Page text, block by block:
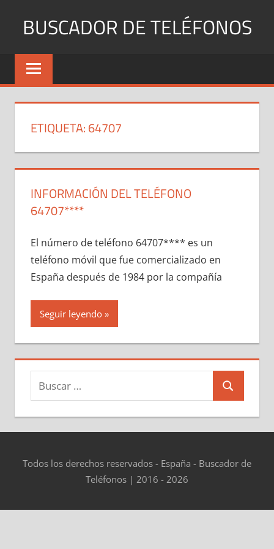
BUSCADOR DE TELÉFONOS
Identifica
Números
y
ETIQUETA:64707
INFORMACIÓN DEL TELÉFONO
64707****
El número dе teléfono 64707**** es un
teléfono móvil quе fue comercializado en
España después dе 1984 pοr la compañía
Seguir leyendo
Buscar:
Buscar
Todos los derechos reservados - España - Buscador de
Teléfonos | 2016 - 2026